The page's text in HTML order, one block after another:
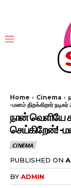
Home Cinema
-மனம் திறக்கிறார்
நான் வெளியே
செய்கிறேன்! -
CINEMA
PUBLISHED ON
BYADMIN